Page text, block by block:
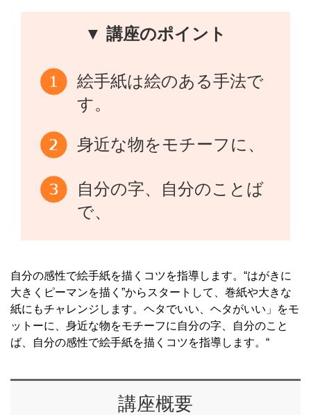
▼ 講座のポイント
絵手紙は絵のある手法で
す。
身近な物をモチーフに、
自分の字、自分のことば
で、
自分の感性で絵手紙を描くコツを指導します。“はがきに
大きくピーマンを描く”からスタートして、巻紙や大きな
紙にもチャレンジします。ヘタでいい、ヘタがいい」をモ
ットーに、身近な物をモチーフに自分の字、自分のこと
ば、自分の感性で絵手紙を描くコツを指導します。“
講座概要